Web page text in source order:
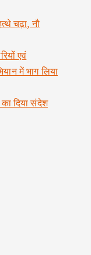
चढ़ा, नौ
एवं
में भाग लिया
दिया संदेश